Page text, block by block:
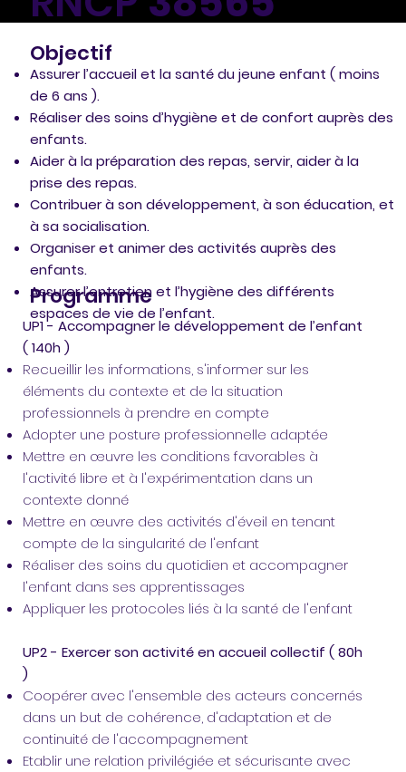
Objectif
Assurer l’accueil et la santé du jeune enfant ( moins
de 6 ans ).
Réaliser des soins d’hygiène et de confort auprès des
enfants.
Aider à la préparation des repas, servir, aider à la
prise des repas.
Contribuer à son développement, à son éducation, et
à sa socialisation.
Organiser et animer des activités auprès des
enfants.
Assurer l’entretien et l’hygiène des différents
espaces de vie de l’enfant.
Programme
UP1 - Accompagner le développement de l’enfant
( 140h )
Recueillir les informations, s'informer sur les
éléments du contexte et de la situation
professionnels à prendre en compte
Adopter une posture professionnelle adaptée
Mettre en œuvre les conditions favorables à
l'activité libre et à l'expérimentation dans un
contexte donné
Mettre en œuvre des activités d'éveil en tenant
compte de la singularité de l'enfant
Réaliser des soins du quotidien et accompagner
l'enfant dans ses apprentissages
Appliquer les protocoles liés à la santé de l'enfant
UP2 - Exercer son activité en accueil collectif ( 80h
)
Coopérer avec l'ensemble des acteurs concernés
dans un but de cohérence, d'adaptation et de
continuité de l'accompagnement
Etablir une relation privilégiée et sécurisante avec